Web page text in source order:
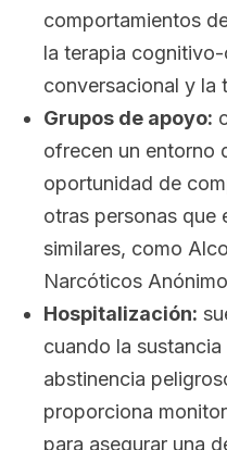
comportamientos
la terapia
conversacional y la
Grupos de apoyo:
ofrecen un entorno
oportunidad de
otras personas que
similares, como
Narcóticos
Hospitalización:
cuando la
abstinencia
proporciona
para asegurar una